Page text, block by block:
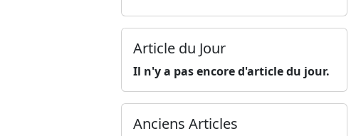
Article du Jour
Il n'y a pas encore d'article du jour.
Anciens Articles